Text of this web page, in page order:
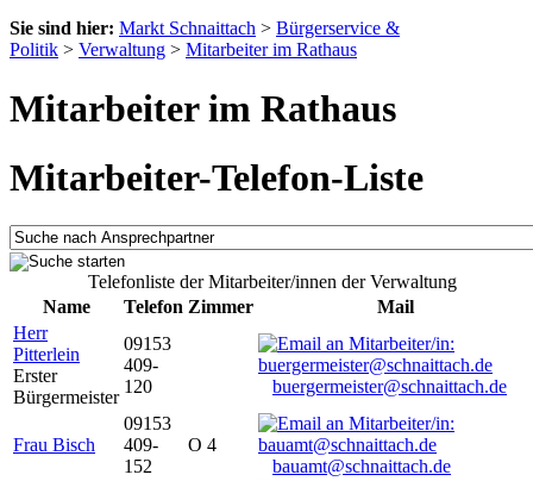
Sie sind hier: Markt Schnaittach > Bürgerservice &
Politik > Verwaltung > Mitarbeiter im Rathaus
Mitarbeiter im Rathaus
Mitarbeiter-Telefon-Liste
Telefonliste der Mitarbeiter/innen der Verwaltung
Name
Telefon Zimmer
Mail
Herr
Pitterlein
Erster
Bürgermeister
09153
409-
120
buergermeister@schnaittach.de
Frau Bisch
09153
409-
152
O 4
bauamt@schnaittach.de